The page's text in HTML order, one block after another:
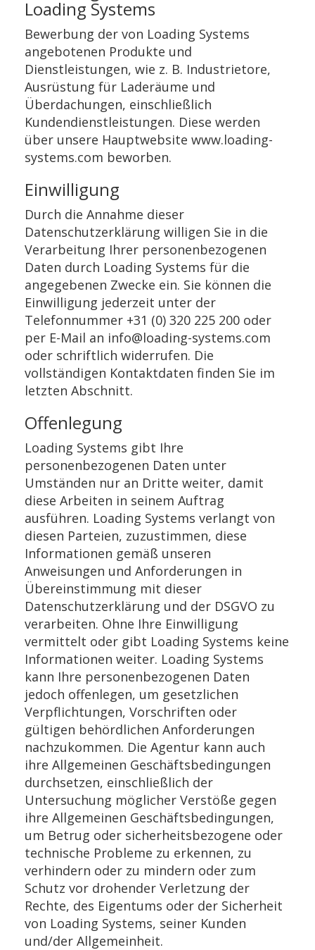
Loading Systems
Bewerbung der von Loading Systems
angebotenen Produkte und
Dienstleistungen, wie z. B. Industrietore,
Ausrüstung für Laderäume und
Überdachungen, einschließlich
Kundendienstleistungen. Diese werden
über unsere Hauptwebsite www.loading-
systems.com beworben.
Einwilligung
Durch die Annahme dieser
Datenschutzerklärung willigen Sie in die
Verarbeitung Ihrer personenbezogenen
Daten durch Loading Systems für die
angegebenen Zwecke ein. Sie können die
Einwilligung jederzeit unter der
Telefonnummer +31 (0) 320 225 200 oder
per E-Mail an info@loading-systems.com
oder schriftlich widerrufen. Die
vollständigen Kontaktdaten finden Sie im
letzten Abschnitt.
Offenlegung
Loading Systems gibt Ihre
personenbezogenen Daten unter
Umständen nur an Dritte weiter, damit
diese Arbeiten in seinem Auftrag
ausführen. Loading Systems verlangt von
diesen Parteien, zuzustimmen, diese
Informationen gemäß unseren
Anweisungen und Anforderungen in
Übereinstimmung mit dieser
Datenschutzerklärung und der DSGVO zu
verarbeiten. Ohne Ihre Einwilligung
vermittelt oder gibt Loading Systems keine
Informationen weiter. Loading Systems
kann Ihre personenbezogenen Daten
jedoch offenlegen, um gesetzlichen
Verpflichtungen, Vorschriften oder
gültigen behördlichen Anforderungen
nachzukommen. Die Agentur kann auch
ihre Allgemeinen Geschäftsbedingungen
durchsetzen, einschließlich der
Untersuchung möglicher Verstöße gegen
ihre Allgemeinen Geschäftsbedingungen,
um Betrug oder sicherheitsbezogene oder
technische Probleme zu erkennen, zu
verhindern oder zu mindern oder zum
Schutz vor drohender Verletzung der
Rechte, des Eigentums oder der Sicherheit
von Loading Systems, seiner Kunden
und/der Allgemeinheit.